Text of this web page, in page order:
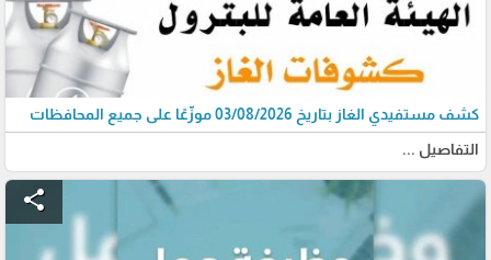
كشف مستفيدي الغاز بتاريخ 03/08/2026 موزّعًا على جميع المحافظات
التفاصيل ...
share